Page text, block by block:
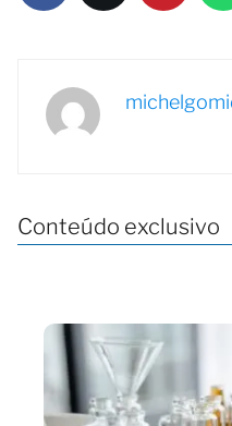
Conteúdo exclusivo